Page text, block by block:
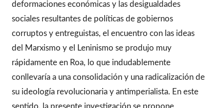
deformaciones económicas y las desigualdades
sociales resultantes de políticas de gobiernos
corruptos y entreguistas, el encuentro con las ideas
del Marxismo y el Leninismo se produjo muy
rápidamente en Roa, lo que indudablemente
conllevaría a una consolidación y una radicalización de
su ideología revolucionaria y antimperialista. En este